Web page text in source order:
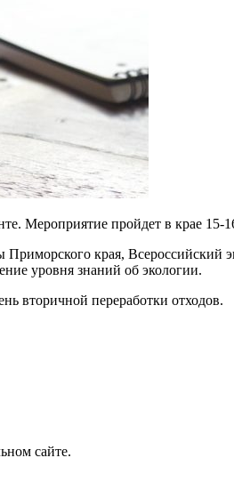
Мероприятие пройдет в крае 15-
края, Всероссийский
уровня знаний об экологии.
вторичной переработки отходов.
сайте.